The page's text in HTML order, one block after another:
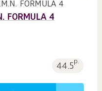
FORMULA 4
44.5p.